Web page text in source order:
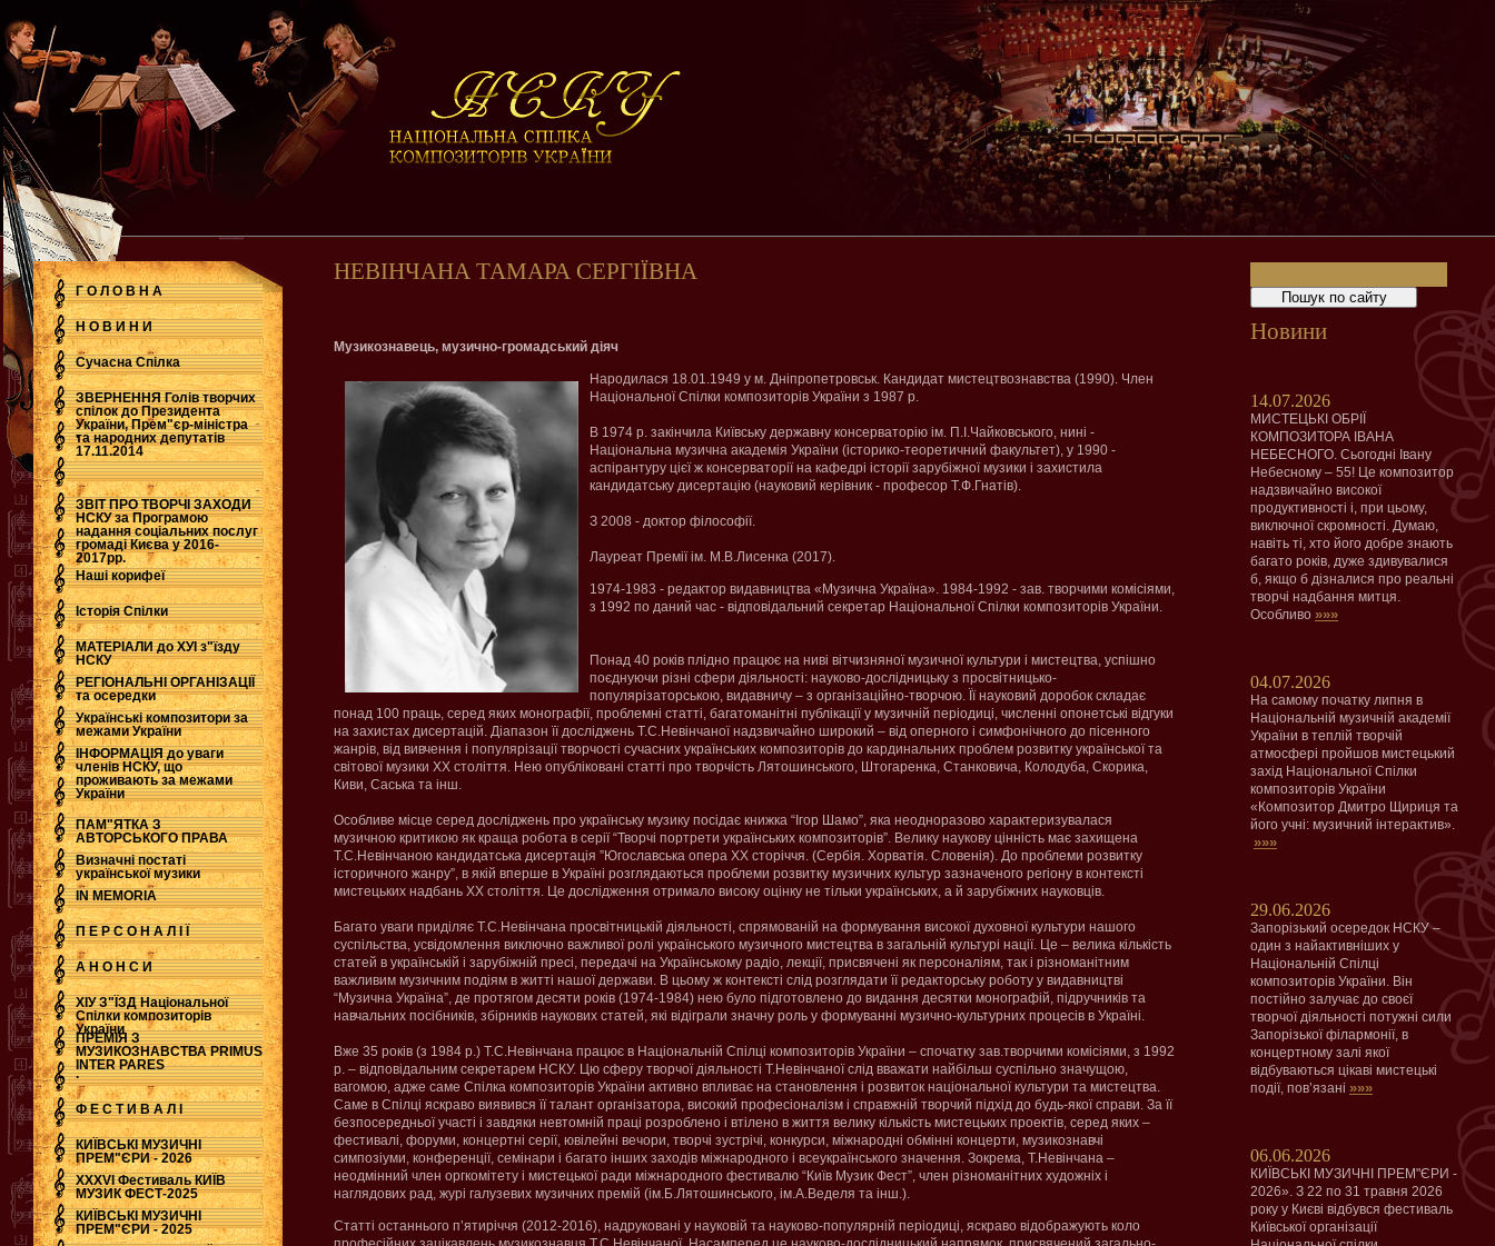
Г О Л О В Н А
Н О В И Н И
Сучасна Cпілка
ЗВЕРНЕННЯ Голів творчих
спілок до Президента
України, Прем"єр-міністра
та народних депутатів
17.11.2014
.
ЗВІТ ПРО ТВОРЧІ ЗАХОДИ
НСКУ за Програмою
надання соціальних послуг
громаді Києва у 2016-
2017рр.
.
Наші корифеї
Історія Спілки
МАТЕРІАЛИ до ХУІ з"їзду
НСКУ
РЕГІОНАЛЬНІ ОРГАНІЗАЦІЇ
та осередки
Українські композитори за
межами України
ІНФОРМАЦІЯ до уваги
членів НСКУ, що
проживають за межами
України
ПАМ"ЯТКА З
АВТОРСЬКОГО ПРАВА
Визначні постаті
української музики
IN MEMORIA
П Е Р С О Н А Л І Ї
А Н О Н С И
ХІУ З"ЇЗД Національної
Спілки композиторів
України
ПРЕМІЯ З
МУЗИКОЗНАВСТВА PRIMUS
INTER PARES
.
Ф Е С Т И В А Л І
КИЇВСЬКІ МУЗИЧНІ
ПРЕМ"ЄРИ - 2026
ХХХVI Фестиваль КИЇВ
МУЗИК ФЕСТ-2025
КИЇВСЬКІ МУЗИЧНІ
ПРЕМ"ЄРИ - 2025
Новини
14.07.2026
МИСТЕЦЬКІ ОБРІЇ
КОМПОЗИТОРА ІВАНА
НЕБЕСНОГО. Сьогодні Івану
Небесному – 55! Це композитор
надзвичайно високої
продуктивності і, при цьому,
виключної скромності. Думаю,
навіть ті, хто його добре знають
багато років, дуже здивувалися
б, якщо б дізналися про реальні
творчі надбання митця.
Особливо »»»
04.07.2026
На самому початку липня в
Національній музичній академії
України в теплій творчій
атмосфері пройшов мистецький
захід Національної Спілки
композиторів України
«Композитор Дмитро Щириця та
його учні: музичний інтерактив».
»»»
29.06.2026
Запорізький осередок НСКУ –
один з найактивніших у
Національній Спілці
композиторів України. Він
постійно залучає до своєї
творчої діяльності потужні сили
Запорізької філармонії, в
концертному залі якої
відбуваються цікаві мистецькі
події, пов’язані »»»
06.06.2026
КИЇВСЬКІ МУЗИЧНІ ПРЕМ"ЄРИ -
2026». З 22 по 31 травня 2026
року у Києві відбувся фестиваль
Київської організації
НЕВІНЧАНА ТАМАРА СЕРГІЇВНА
Музикознавець, музично-громадський діяч
Народилася 18.01.1949 у м. Дніпропетровськ. Кандидат мистецтвознавства (1990). Член
Національної Спілки композиторів України з 1987 р.
В 1974 р. закінчила Київську державну консерваторію ім. П.І.Чайковського, нині -
Національна музична академія України (історико-теоретичний факультет), у 1990 -
аспірантуру цієї ж консерваторії на кафедрі історії зарубіжної музики і захистила
кандидатську дисертацію (науковий керівник - професор Т.Ф.Гнатів).
З 2008 - доктор філософії.
Лауреат Премії ім. М.В.Лисенка (2017).
1974-1983 - редактор видавництва «Музична Україна». 1984-1992 - зав. творчими комісіями,
з 1992 по даний час - відповідальний секретар Національної Спілки композиторів України.
Понад 40 років плідно працює на ниві вітчизняної музичної культури і мистецтва, успішно
поєднуючи різні сфери діяльності: науково-дослідницьку з просвітницько-
популярізаторською, видавничу – з організаційно-творчою. Її науковий доробок складає
понад 100 праць, серед яких монографії, проблемні статті, багатоманітні публікації у музичній періодиці, численні опонетські відгуки
на захистах дисертацій. Діапазон її досліджень Т.С.Невінчаної надзвичайно широкий – від оперного і симфонічного до пісенного
жанрів, від вивчення і популярізації творчості сучасних українських композиторів до кардинальних проблем розвитку української та
світової музики ХХ століття. Нею опубліковані статті про творчість Лятошинського, Штогаренка, Станковича, Колодуба, Скорика,
Киви, Саська та інш.
Особливе місце серед досліджень про українську музику посідає книжка “Ігор Шамо”, яка неодноразово характеризувалася
музичною критикою як краща робота в серії “Творчі портрети українських композиторів”. Велику наукову цінність має захищена
Т.С.Невінчаною кандидатська дисертація ”Югославська опера ХХ сторіччя. (Сербія. Хорватія. Словенія). До проблеми розвитку
історичного жанру”, в якій вперше в Україні розглядаються проблеми розвитку музичних культур зазначеного регіону в контексті
мистецьких надбань ХХ століття. Це дослідження отримало високу оцінку не тільки українських, а й зарубіжних науковців.
Багато уваги приділяє Т.С.Невінчана просвітницькій діяльності, спрямованій на формування високої духовної культури нашого
суспільства, усвідомлення виключно важливої ролі українського музичного мистецтва в загальній культурі нації. Це – велика кількість
статей в українській і зарубіжній пресі, передачі на Українському радіо, лекції, присвячені як персоналіям, так і різноманітним
важливим музичним подіям в житті нашої держави. В цьому ж контексті слід розглядати її редакторську роботу у видавництві
“Музична Україна”, де протягом десяти років (1974-1984) нею було підготовлено до видання десятки монографій, підручників та
навчальних посібників, збірників наукових статей, які відіграли значну роль у формуванні музично-культурних процесів в Україні.
Вже 35 років (з 1984 р.) Т.С.Невінчана працює в Національній Спілці композиторів України – спочатку зав.творчими комісіями, з 1992
р. – відповідальним секретарем НСКУ. Цю сферу творчої діяльності Т.Невінчаної слід вважати найбільш суспільно значущою,
вагомою, адже саме Спілка композиторів України активно впливає на становлення і розвиток національної культури та мистецтва.
Саме в Спілці яскраво виявився її талант організатора, високий професіоналізм і справжній творчий підхід до будь-якої справи. За її
безпосередньої участі і завдяки невтомній праці розроблено і втілено в життя велику кількість мистецьких проектів, серед яких –
фестивалі, форуми, концертні серії, ювілейні вечори, творчі зустрічі, конкурси, міжнародні обмінні концерти, музикознавчі
симпозіуми, конференції, семінари і багато інших заходів міжнародного і всеукраїнського значення. Зокрема, Т.Невінчана –
неодмінний член оргкомітету і мистецької ради міжнародного фестивалю “Київ Музик Фест”, член різноманітних художніх і
наглядових рад, журі галузевих музичних премій (ім.Б.Лятошинського, ім.А.Веделя та інш.).
Статті останнього п’ятиріччя (2012-2016), надруковані у науковій та науково-популярній періодиці, яскраво відображують коло